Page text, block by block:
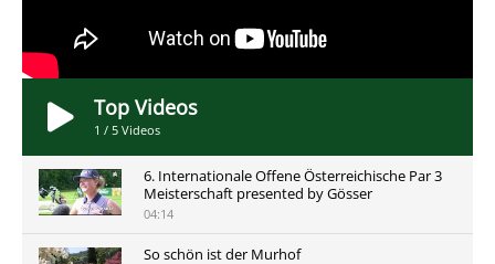
Top Videos
1 / 5 Videos
6. Internationale Offene Österreichische Par 3
Meisterschaft presented by Gösser
04:14
So schön ist der Murhof